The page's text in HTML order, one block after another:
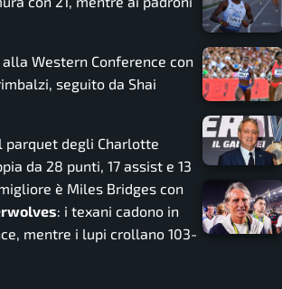
Western Conference con
seguito da Shai
parquet degli Charlotte
da 28 punti, 17 assist e 13
è Miles Bridges con
: i texani cadono in
mentre i lupi crollano 103-